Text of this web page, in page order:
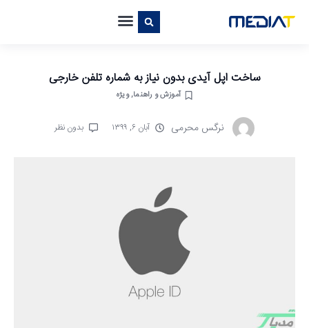
ساخت اپل آیدی بدون نیاز به شماره تلفن خارجی
آموزش و راهنما,ویژه
نرگس محرمی آبان ۶, ۱۳۹۹ بدون نظر